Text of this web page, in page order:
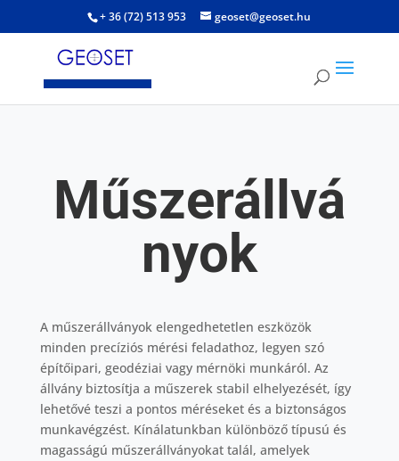
+ 36 (72) 513 953 geoset@geoset.hu
Műszerállvá
nyok
A műszerállványok elengedhetetlen eszközök
minden precíziós mérési feladathoz, legyen szó
építőipari, geodéziai vagy mérnöki munkáról. Az
állvány biztosítja a műszerek stabil elhelyezését, így
lehetővé teszi a pontos méréseket és a biztonságos
munkavégzést. Kínálatunkban különböző típusú és
magasságú műszerállványokat talál, amelyek